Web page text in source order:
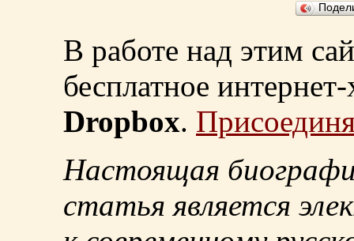
В работе над этим
бесплатное
Dropbox.
Настоящая
статья является